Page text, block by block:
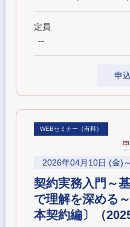
定員
--
申
WEBセミナー（有料）
2026年04月10日 (金)
契約実務入門～
で理解を深める
本契約編〕（